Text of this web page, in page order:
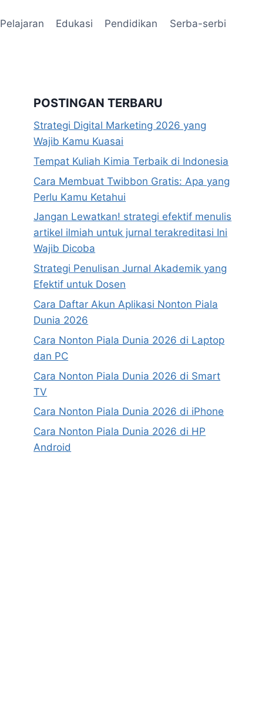
Pelajaran Edukasi Pendidikan Serba-serbi
POSTINGAN TERBARU
Strategi Digital Marketing 2026 yang
Wajib Kamu Kuasai
Tempat Kuliah Kimia Terbaik di Indonesia
Cara Membuat Twibbon Gratis: Apa yang
Perlu Kamu Ketahui
Jangan Lewatkan! strategi efektif menulis
artikel ilmiah untuk jurnal terakreditasi Ini
Wajib Dicoba
Strategi Penulisan Jurnal Akademik yang
Efektif untuk Dosen
Cara Daftar Akun Aplikasi Nonton Piala
Dunia 2026
Cara Nonton Piala Dunia 2026 di Laptop
dan PC
Cara Nonton Piala Dunia 2026 di Smart
TV
Cara Nonton Piala Dunia 2026 di iPhone
Cara Nonton Piala Dunia 2026 di HP
Android